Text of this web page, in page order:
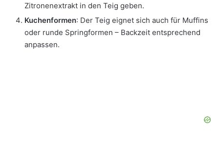
Zitronenextrakt in den Teig geben.
Kuchenformen: Der Teig eignet sich auch für Muffins
oder runde Springformen – Backzeit entsprechend
anpassen.